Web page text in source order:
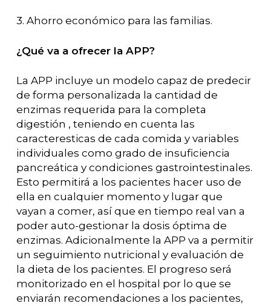
3. Ahorro económico para las familias.
¿Qué va a ofrecer la APP?
La APP incluye un modelo capaz de predecir
de forma personalizada la cantidad de
enzimas requerida para la completa
digestión , teniendo en cuenta las
caracteresticas de cada comida y variables
individuales como grado de insuficiencia
pancreática y condiciones gastrointestinales.
Esto permitirá a los pacientes hacer uso de
ella en cualquier momento y lugar que
vayan a comer, así que en tiempo real van a
poder auto-gestionar la dosis óptima de
enzimas. Adicionalmente la APP va a permitir
un seguimiento nutricional y evaluación de
la dieta de los pacientes. El progreso será
monitorizado en el hospital por lo que se
enviarán recomendaciones a los pacientes,